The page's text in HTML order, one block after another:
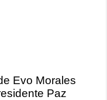
Evo Morales
Paz